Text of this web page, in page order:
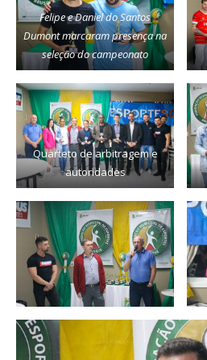
Felipe e Daniel do Santos
Dumont marcaram presença na
seleção do campeonato
Quarteto de arbitragem e
autoridades